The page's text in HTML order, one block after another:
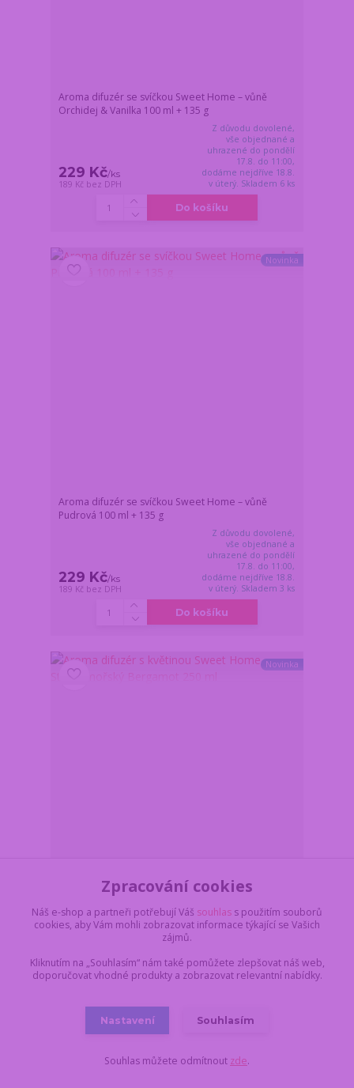
Aroma difuzér se svíčkou Sweet Home – vůně
Orchidej & Vanilka 100 ml + 135 g
229 Kč/ks
189 Kč bez DPH
Z důvodu dovolené,
vše objednané a
uhrazené do pondělí
17.8. do 11:00,
dodáme nejdříve 18.8.
v úterý. Skladem 6 ks
Do košíku
Novinka
Aroma difuzér se svíčkou Sweet Home – vůně
Pudrová 100 ml + 135 g
229 Kč/ks
189 Kč bez DPH
Z důvodu dovolené,
vše objednané a
uhrazené do pondělí
17.8. do 11:00,
dodáme nejdříve 18.8.
v úterý. Skladem 3 ks
Do košíku
Novinka
Aroma difuzér s květinou Sweet Home -
Středomořský Bergamot 250 ml
549 Kč
uhrazené do pondělí
17.8. do 11:00,
dodáme nejdříve 18.8.
Do košíku
Zpracování cookies
Náš e-shop a partneři potřebují Váš souhlas s použitím souborů
cookies, aby Vám mohli zobrazovat informace týkající se Vašich
zájmů.
Kliknutím na „Souhlasím“ nám také pomůžete zlepšovat náš web,
doporučovat vhodné produkty a zobrazovat relevantní nabídky.
Nastavení Souhlasím
Souhlas můžete odmítnout zde.